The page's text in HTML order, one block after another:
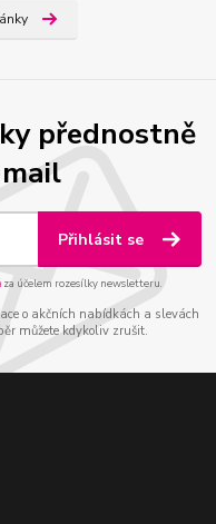
přednostně
Přihlásit se
za účelem rozesílky newsletteru.
o akčních nabídkách a slevách
můžete kdykoliv zrušit.